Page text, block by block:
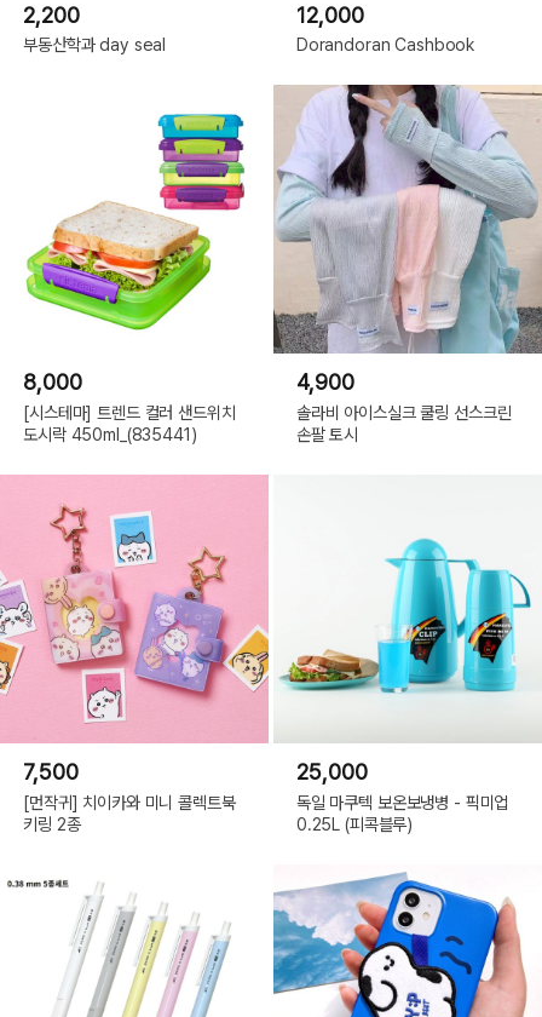
2,200
부동산학과 day seal
12,000
Dorandoran Cashbook
8,000
[시스테마] 트렌드 컬러 샌드위치
도시락 450ml_(835441)
4,900
솔라비 아이스실크 쿨링 선스크린
손팔 토시
7,500
[먼작귀] 치이카와 미니 콜렉트북
키링 2종
25,000
독일 마쿠텍 보온보냉병 - 픽미업
0.25L (피콕블루)